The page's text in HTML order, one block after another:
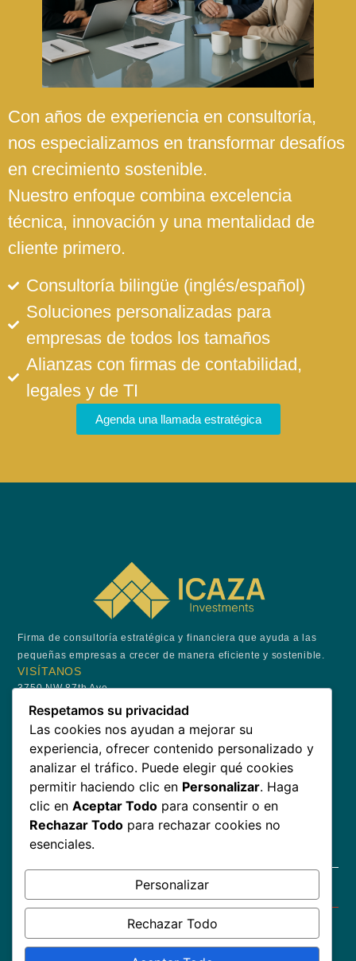
Con años de experiencia en consultoría,
nos especializamos en transformar desafíos
en crecimiento sostenible.
Nuestro enfoque combina excelencia
técnica, innovación y una mentalidad de
cliente primero.
Consultoría bilingüe (inglés/español)
Soluciones personalizadas para
empresas de todos los tamaños
Alianzas con firmas de contabilidad,
legales y de TI
Agenda una llamada estratégica
Firma de consultoría estratégica y financiera que ayuda a las
pequeñas empresas a crecer de manera eficiente y sostenible.
VISÍTANOS
3750 NW 87th Ave,
Suite 700,
Doral, FL 33178
+1 (305) 975-9282
info@icazainvestments.com
ÚNETE AL CLUB
Recibe actualizaciones sobre eventos especiales y obtén tu
primera bebida por nuestra cuenta.
SUSCRÍBETE
Copyright © 2026 – Icaza Investments Corp. Todos los
Respetamos su privacidad
Las cookies nos ayudan a mejorar su
experiencia, ofrecer contenido personalizado y
analizar el tráfico. Puede elegir qué cookies
permitir haciendo clic en Personalizar. Haga
clic en Aceptar Todo para consentir o en
Rechazar Todo para rechazar cookies no
esenciales.
Personalizar
Rechazar Todo